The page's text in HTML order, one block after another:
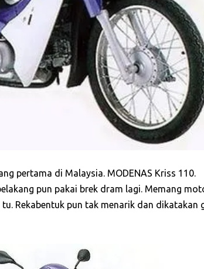
pertama di Malaysia. MODENAS Kriss 110.
pun pakai brek dram lagi. Memang
Rekabentuk pun tak menarik dan dikatakan